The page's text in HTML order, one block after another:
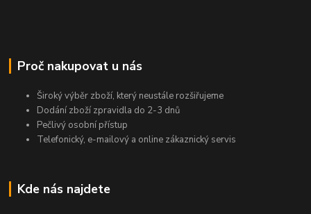
Proč nakupovat u nás
Široký výběr zboží, který neustále rozšiřujeme
Dodání zboží zpravidla do 2-3 dnů
Pečlivý osobní přístup
Telefonický, e-mailový a online zákaznický servis
Kde nás najdete